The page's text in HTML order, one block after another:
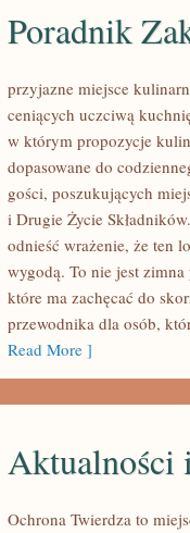
Poradnik
przyjazne miejsce
ceniących uczciwą
w którym propozycje
dopasowane do
gości, poszukujących
i Drugie Życie
odnieść wrażenie, że ten
wygodą. To nie jest
które ma zachęcać do
przewodnika dla osób,
Read More ]
Aktualności
Ochrona Twierdza to